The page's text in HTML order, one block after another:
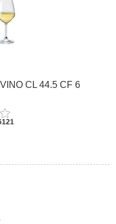
CL 44.5 CF 6